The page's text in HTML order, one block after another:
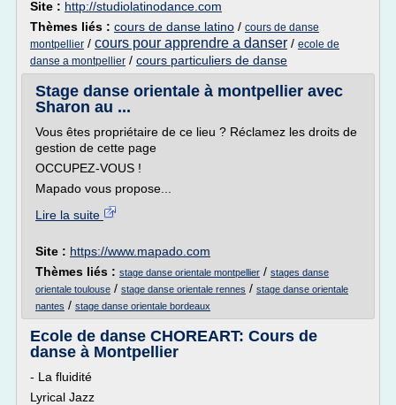
Site : http://studiolatinodance.com
Thèmes liés : cours de danse latino / cours de danse
montpellier / cours pour apprendre a danser / ecole de
danse a montpellier / cours particuliers de danse
Stage danse orientale à montpellier avec
Sharon au ...
Vous êtes propriétaire de ce lieu ? Réclamez les droits de
gestion de cette page
OCCUPEZ-VOUS !
Mapado vous propose...
Lire la suite
Site : https://www.mapado.com
Thèmes liés : stage danse orientale montpellier / stages danse
orientale toulouse / stage danse orientale rennes / stage danse orientale
nantes / stage danse orientale bordeaux
Ecole de danse CHOREART: Cours de
danse à Montpellier
- La fluidité
Lyrical Jazz